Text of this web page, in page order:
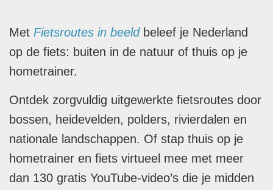
Met Fietsroutes in beeldbeleef je Nederland
op de fiets: buiten in de natuur of thuis op je
hometrainer.
Ontdek zorgvuldig uitgewerkte fietsroutes door
bossen, heidevelden, polders, rivierdalen en
nationale landschappen. Of stap thuis op je
hometrainer en fiets virtueel mee met meer
dan 130 gratis YouTube-video’s die je midden